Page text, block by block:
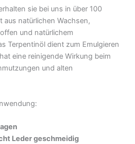
sie bei uns in über 100
aus natürlichen Wachsen,
und natürlichem
Terpentinöl dient zum Emulgieren
eine reinigende Wirkung beim
und alten
Leder geschmeidig